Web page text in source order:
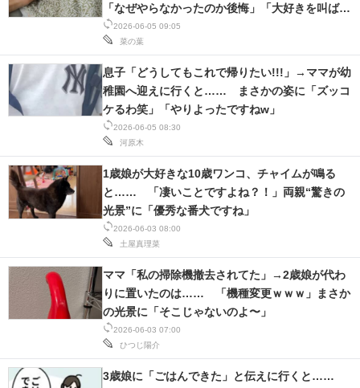
2026-06-05 09:05
菜の葉
「なぜやらなかったのか後悔」「大好きを叫ばせ
て」
2026-06-05 08:30
河原木
息子「どうしてもこれで帰りたい!!!」→ママが幼
稚園へ迎えに行くと…… まさかの姿に「ズッコ
ケるわ笑」「やりよったですねw」
2026-06-03 08:00
土屋真理菜
1歳娘が大好きな10歳ワンコ、チャイムが鳴る
と…… 「凄いことですよね？！」両親“驚きの
光景”に「優秀な番犬ですね」
2026-06-03 07:00
ひつじ陽介
ママ「私の掃除機撤去されてた」→2歳娘が代わ
りに置いたのは…… 「機種変更ｗｗｗ」まさか
の光景に「そこじゃないのよ〜」
3歳娘に「ごはんできた」と伝えに行くと……